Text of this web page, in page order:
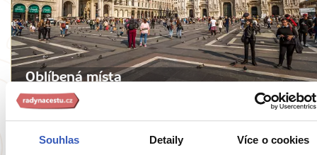
Souhlas Detaily Více o cookies
Oblíbená místa
10 nejdůležitějších historických událostí
Napoleonovy nafoukanosti a Mussoliniho